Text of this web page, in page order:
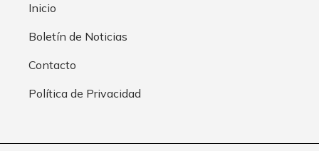
Inicio
Boletín de Noticias
Contacto
Política de Privacidad